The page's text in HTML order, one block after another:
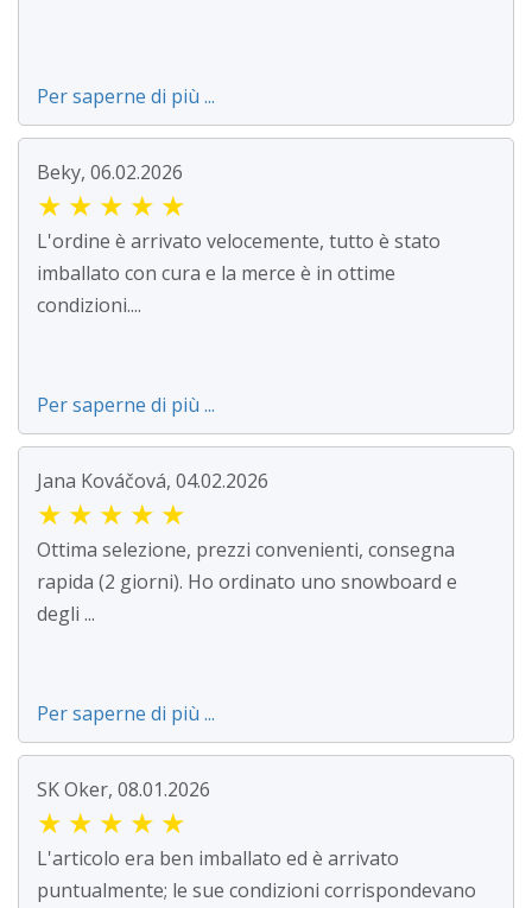
Per saperne di più ...
Beky, 06.02.2026
★ ★ ★ ★ ★
L'ordine è arrivato velocemente, tutto è stato
imballato con cura e la merce è in ottime
condizioni....
Per saperne di più ...
Jana Kováčová, 04.02.2026
★ ★ ★ ★ ★
Ottima selezione, prezzi convenienti, consegna
rapida (2 giorni). Ho ordinato uno snowboard e
degli ...
Per saperne di più ...
SK Oker, 08.01.2026
★ ★ ★ ★ ★
L'articolo era ben imballato ed è arrivato
puntualmente; le sue condizioni corrispondevano